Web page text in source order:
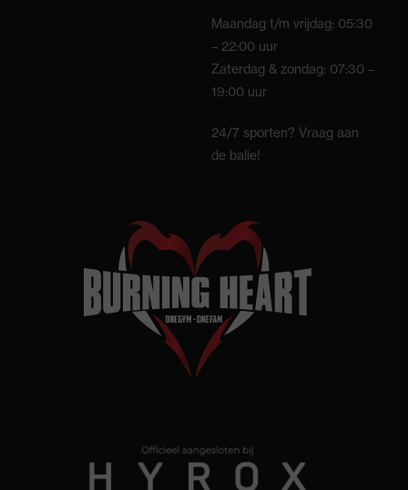
Maandag t/m vrijdag: 05:30
– 22:00 uur
Zaterdag & zondag: 07:30 –
19:00 uur
24/7 sporten? Vraag aan
de balie!